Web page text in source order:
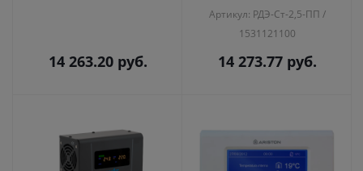
14 263.20руб.
Артикул: РДЭ-Ст-2,5-ПП /
1531121100
14 273.77руб.